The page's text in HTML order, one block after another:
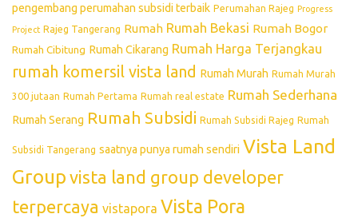
pengembang perumahan subsidi terbaik Perumahan Rajeg Progress
Project Rajeg Tangerang Rumah Rumah Bekasi Rumah Bogor
Rumah Cibitung Rumah Cikarang Rumah Harga Terjangkau
rumah komersil vista land Rumah Murah Rumah Murah
300 jutaan Rumah Pertama Rumah real estate Rumah Sederhana
Rumah Serang Rumah Subsidi Rumah Subsidi Rajeg Rumah
Subsidi Tangerang saatnya punya rumah sendiri Vista Land
Group vista land group developer
terpercaya vistapora Vista Pora